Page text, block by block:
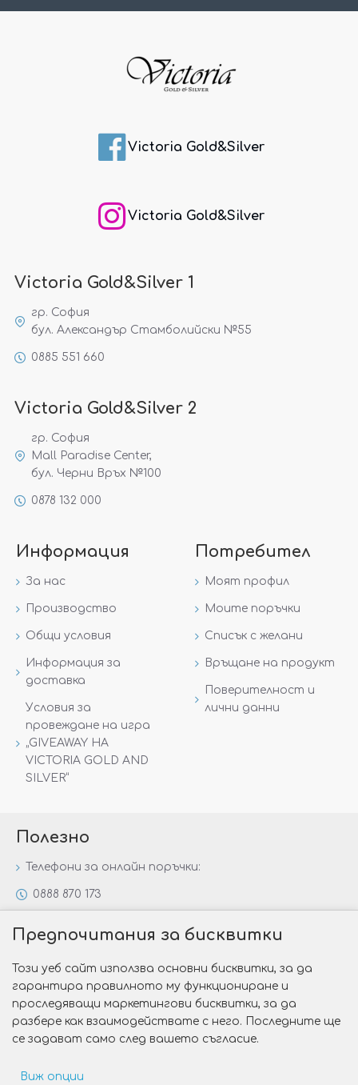
Victoria Gold&Silver
Victoria Gold&Silver
Victoria Gold&Silver 1
гр. София
бул. Александър Стамболийски №55
0885 551 660
Victoria Gold&Silver 2
гр. София
Mall Paradise Center,
бул. Черни Връх №100
0878 132 000
Информация
За нас
Производство
Общи условия
Информация за
доставка
Условия за
провеждане на игра
„GIVEAWAY НА
VICTORIA GOLD AND
SILVER“
Потребител
Моят профил
Моите поръчки
Списък с желани
Връщане на продукт
Поверителност и
лични данни
Полезно
Телефони за онлайн поръчки:
0888 870 173
Специални предложения
Защо да изберете Victoria Gold&Silver?
Как да изберем годежен пръстен?
Предпочитания за бисквитки
Този уеб сайт използва основни бисквитки, за да
гарантира правилното му функциониране и
проследяващи маркетингови бисквитки, за да
разбере как взаимодействате с него. Последните ще
се задават само след вашето съгласие.
Виж опции